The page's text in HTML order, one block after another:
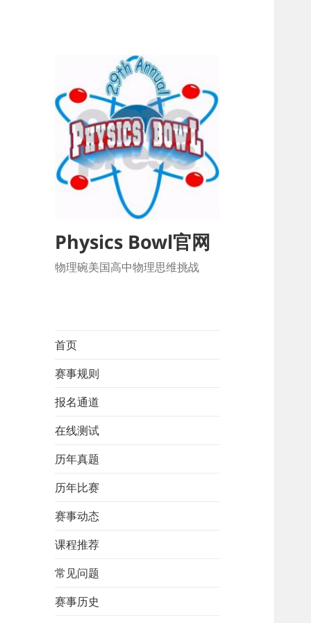
Physics Bowl官网
物理碗美国高中物理思维挑战
首页
赛事规则
报名通道
在线测试
历年真题
历年比赛
赛事动态
课程推荐
常见问题
赛事历史